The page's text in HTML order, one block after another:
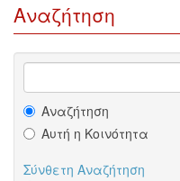
Αναζήτηση
Αναζήτηση
Αυτή η Κοινότητα
Σύνθετη Αναζήτηση